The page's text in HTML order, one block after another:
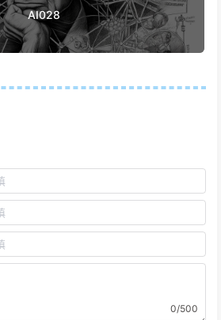
AI028
0/500